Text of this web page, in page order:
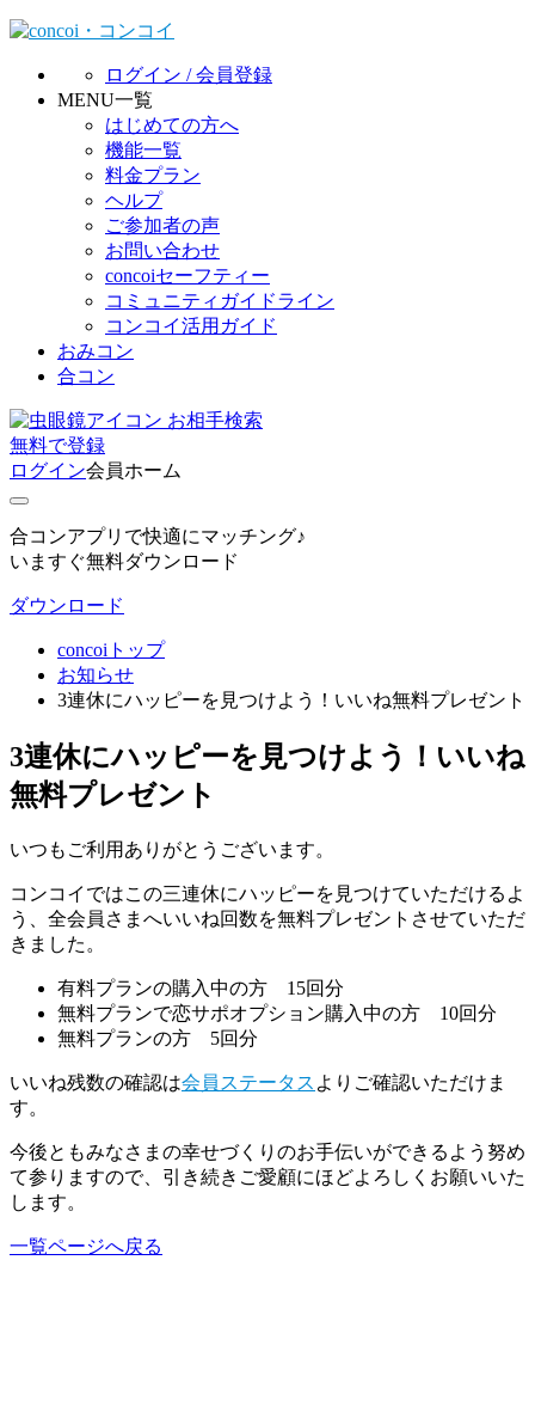
ログイン / 会員登録
MENU一覧
はじめての方へ
機能一覧
料金プラン
ヘルプ
ご参加者の声
お問い合わせ
concoiセーフティー
コミュニティガイドライン
コンコイ活用ガイド
おみコン
合コン
お相手検索
無料で登録
ログイン会員ホーム
合コンアプリで快適にマッチング♪
いますぐ無料ダウンロード
ダウンロード
concoiトップ
お知らせ
3連休にハッピーを見つけよう！いいね無料プレゼント
3連休にハッピーを見つけよう！いいね
無料プレゼント
いつもご利用ありがとうございます。
コンコイではこの三連休にハッピーを見つけていただけるよ
う、全会員さまへいいね回数を無料プレゼントさせていただ
きました。
有料プランの購入中の方 15回分
無料プランで恋サポオプション購入中の方 10回分
無料プランの方 5回分
いいね残数の確認は会員ステータス よりご確認いただけま
す。
今後ともみなさまの幸せづくりのお手伝いができるよう努め
て参りますので、引き続きご愛顧にほどよろしくお願いいた
します。
一覧ページへ戻る